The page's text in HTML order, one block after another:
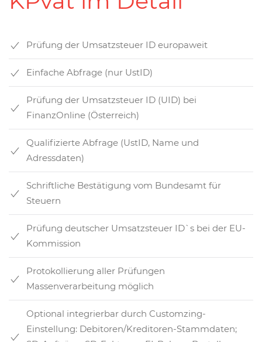
Prüfung der Umsatzsteuer ID europaweit
Einfache Abfrage (nur UstID)
Prüfung der Umsatzsteuer ID (UID) bei
FinanzOnline (Österreich)
Qualifizierte Abfrage (UstID, Name und
Adressdaten)
Schriftliche Bestätigung vom Bundesamt für
Steuern
Prüfung deutscher Umsatzsteuer ID`s bei der EU-
Kommission
Protokollierung aller Prüfungen
Massenverarbeitung möglich
Optional integrierbar durch Customzing-
Einstellung: Debitoren/Kreditoren-Stammdaten;